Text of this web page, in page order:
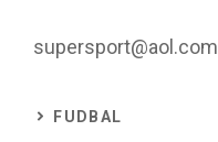
supersport@aol.com
FUDBAL